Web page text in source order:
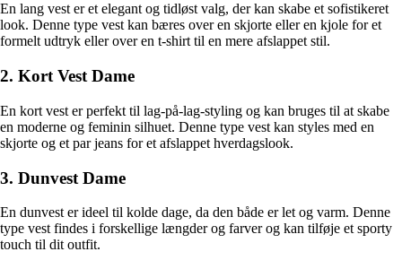
En lang vest er et elegant og tidløst valg, der kan skabe et sofistikeret
look. Denne type vest kan bæres over en skjorte eller en kjole for et
formelt udtryk eller over en t-shirt til en mere afslappet stil.
2. Kort Vest Dame
En kort vest er perfekt til lag-på-lag-styling og kan bruges til at skabe
en moderne og feminin silhuet. Denne type vest kan styles med en
skjorte og et par jeans for et afslappet hverdagslook.
3. Dunvest Dame
En dunvest er ideel til kolde dage, da den både er let og varm. Denne
type vest findes i forskellige længder og farver og kan tilføje et sporty
touch til dit outfit.